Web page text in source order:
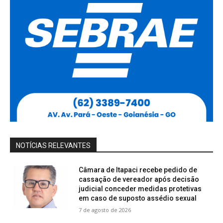
NOTÍCIAS RELEVANTES
Câmara de Itapaci recebe pedido de
cassação de vereador após decisão
judicial conceder medidas protetivas
em caso de suposto assédio sexual
7 de agosto de 2026